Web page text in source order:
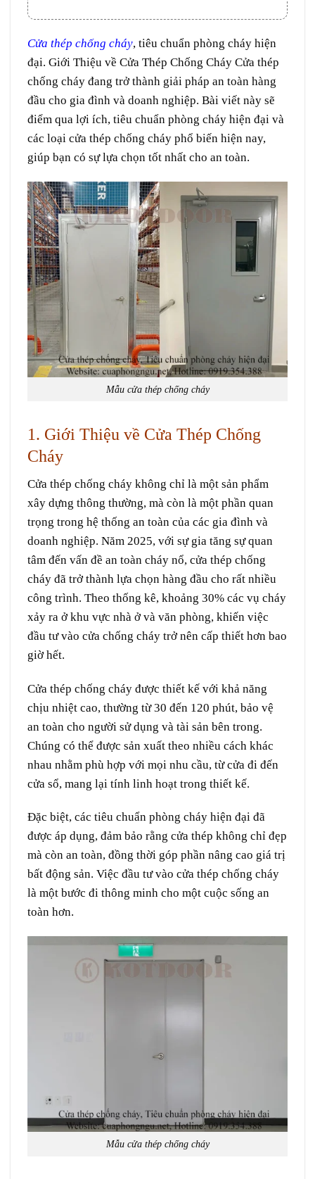
Cửa thép chống cháy, tiêu chuẩn phòng cháy hiện
đại. Giới Thiệu về Cửa Thép Chống Cháy Cửa thép
chống cháy đang trở thành giải pháp an toàn hàng
đầu cho gia đình và doanh nghiệp. Bài viết này sẽ
điểm qua lợi ích, tiêu chuẩn phòng cháy hiện đại và
các loại cửa thép chống cháy phổ biến hiện nay,
giúp bạn có sự lựa chọn tốt nhất cho an toàn.
Mẫu cửa thép chống cháy
1. Giới Thiệu về Cửa Thép Chống
Cháy
Cửa thép chống cháy không chỉ là một sản phẩm
xây dựng thông thường, mà còn là một phần quan
trọng trong hệ thống an toàn của các gia đình và
doanh nghiệp. Năm 2025, với sự gia tăng sự quan
tâm đến vấn đề an toàn cháy nổ, cửa thép chống
cháy đã trở thành lựa chọn hàng đầu cho rất nhiều
công trình. Theo thống kê, khoảng 30% các vụ cháy
xảy ra ở khu vực nhà ở và văn phòng, khiến việc
đầu tư vào cửa chống cháy trở nên cấp thiết hơn bao
giờ hết.
Cửa thép chống cháy được thiết kế với khả năng
chịu nhiệt cao, thường từ 30 đến 120 phút, bảo vệ
an toàn cho người sử dụng và tài sản bên trong.
Chúng có thể được sản xuất theo nhiều cách khác
nhau nhằm phù hợp với mọi nhu cầu, từ cửa đi đến
cửa sổ, mang lại tính linh hoạt trong thiết kế.
Đặc biệt, các tiêu chuẩn phòng cháy hiện đại đã
được áp dụng, đảm bảo rằng cửa thép không chỉ đẹp
mà còn an toàn, đồng thời góp phần nâng cao giá trị
bất động sản. Việc đầu tư vào cửa thép chống cháy
là một bước đi thông minh cho một cuộc sống an
toàn hơn.
Mẫu cửa thép chống cháy